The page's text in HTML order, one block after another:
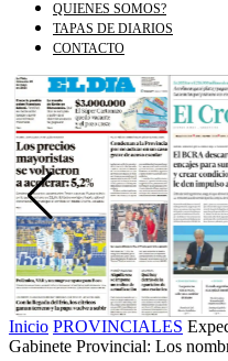
QUIENES SOMOS?
TAPAS DE DIARIOS
CONTACTO
Inicio PROVINCIALES
Gabinete Provincial: Los